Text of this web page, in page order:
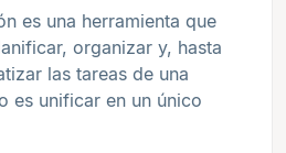
es una herramienta que
organizar y, hasta
las tareas de una
es unificar en un único